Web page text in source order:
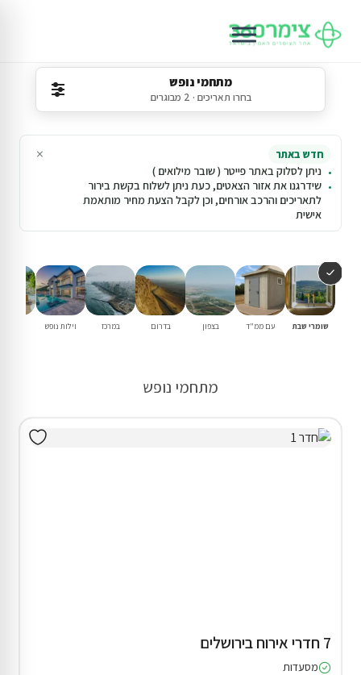
מתחמי נופש
בחרו תאריכים · 2 מבוגרים
חדש באתר
ניתן לסלוק באתר פייטר ( שובר מילואים )
שידרגנו את אזור הצאטים, כעת ניתן לשלוח בקשת בירור
לתאריכים והרכב אורחים, וכן לקבל הצעת מחיר מותאמת
אישית
×
שומרי שבת עם ממ"ד בצפון בדרום במרכז וילות נופש
מתחמי נופש
7 חדרי אירוח בירושלים
מסעדות